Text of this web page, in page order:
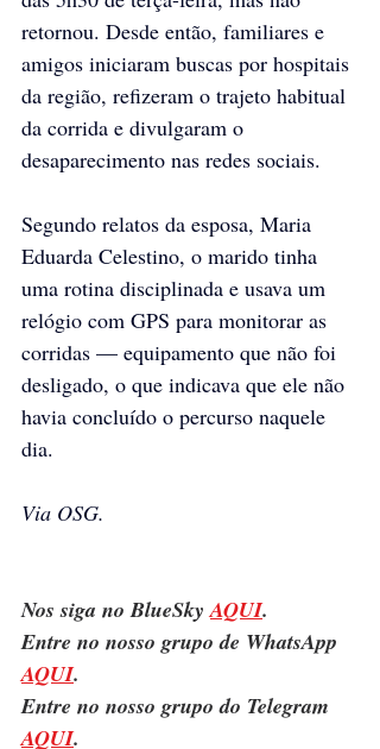
retornou. Desde então, familiares e
amigos iniciaram buscas por hospitais
da região, refizeram o trajeto habitual
da corrida e divulgaram o
desaparecimento nas redes sociais.
Segundo relatos da esposa, Maria
Eduarda Celestino, o marido tinha
uma rotina disciplinada e usava um
relógio com GPS para monitorar as
corridas — equipamento que não foi
desligado, o que indicava que ele não
havia concluído o percurso naquele
dia.
Via OSG.
Nos siga no BlueSky AQUI.
Entre no nosso grupo de WhatsApp
AQUI.
Entre no nosso grupo do Telegram
AQUI.